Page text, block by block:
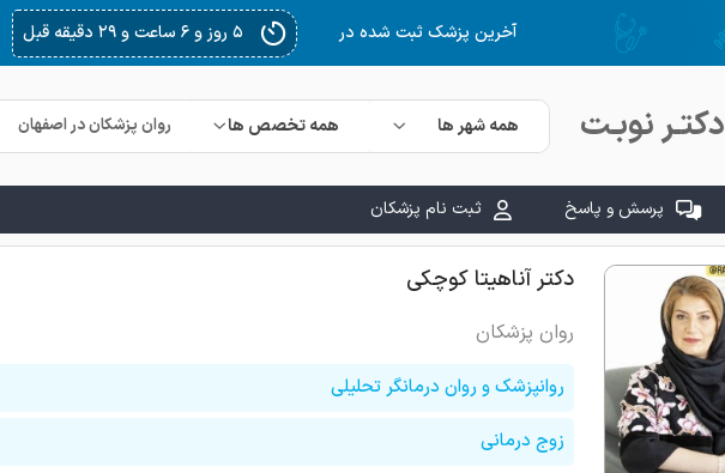
آخرین پزشک ثبت شده در ۵ روز و ۸ ساعت و ۱۲ دقیقه قبل
دکتـر نوبـت همه شهر ها همه تخصص ها
پرسش و پاسخ ثبت نام پزشکان
دکتر آناهیتا کوچکی
روان پزشکان
روانپزشک و روان درمانگر تحلیلی
زوج درمانی